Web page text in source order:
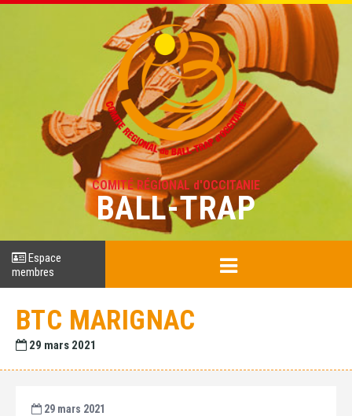
COMITÉ RÉGIONAL d'OCCITANIE
BALL-TRAP
Espace
membres
BTC MARIGNAC
29 mars 2021
29 mars 2021